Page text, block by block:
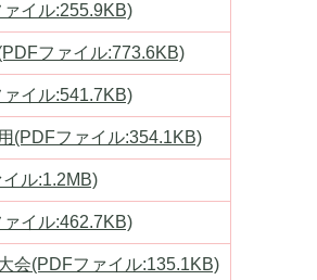
イル:255.9KB)
ファイル:773.6KB)
イル:541.7KB)
(PDFファイル:354.1KB)
ル:1.2MB)
イル:462.7KB)
会(PDFファイル:135.1KB)